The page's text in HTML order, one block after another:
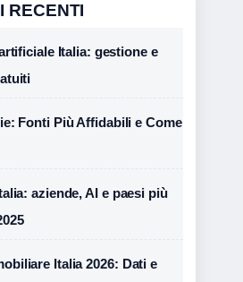
RECENTI
Italia: gestione e
Fonti Più Affidabili e Come
aziende, AI e paesi più
Italia 2026: Dati e